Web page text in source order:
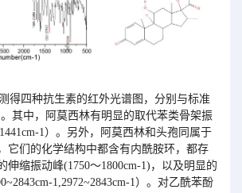
得四种抗生素的红外光谱图，分别与标准
其中，阿莫西林有明显的取代苯类骨架振
1）。另外，阿莫西林和头孢同属于
它们的化学结构中都含有内酰胺环，都存
伸缩振动峰(1750～1800cm-1)，以及明显的
1,2972~2843cm-1）。对乙酰苯酚